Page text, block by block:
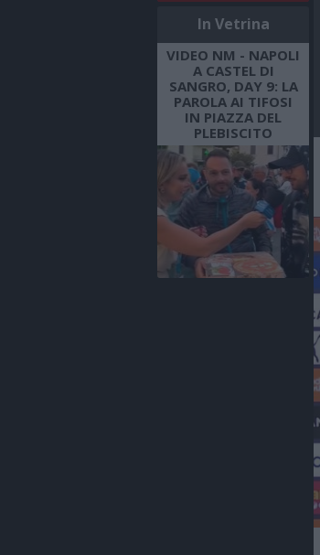
In Vetrina
VIDEO NM - NAPOLI
A CASTEL DI
SANGRO, DAY 9: LA
PAROLA AI TIFOSI
IN PIAZZA DEL
PLEBISCITO